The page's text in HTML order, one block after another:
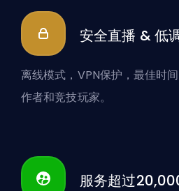
安全直播 & 低
离线模式，VPN保护，最佳时
作者和竞技玩家。
服务超过